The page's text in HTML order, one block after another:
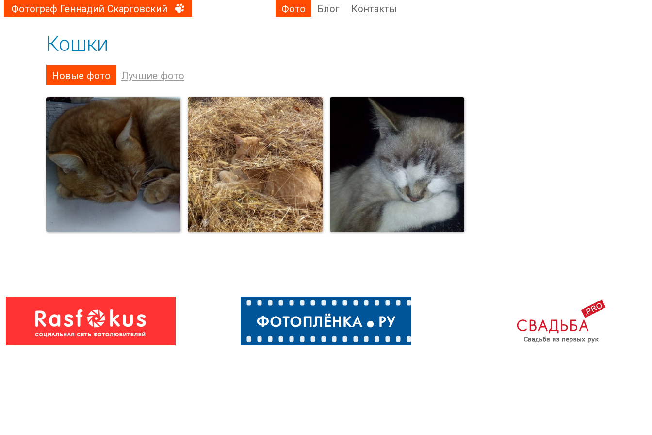
Фотограф Геннадий Скарговский Фото Блог Контакты
Кошки
Новые фото Лучшие фото
Кошки Кот обыкновенный Спящее чудо...